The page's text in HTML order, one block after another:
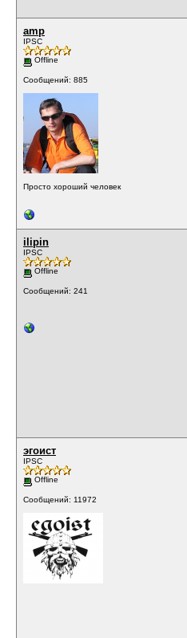
amp
IPSC
Offline
Сообщений: 885
Просто хороший человек
ilipin
IPSC
Offline
Сообщений: 241
эгоист
IPSC
Offline
Сообщений: 11972